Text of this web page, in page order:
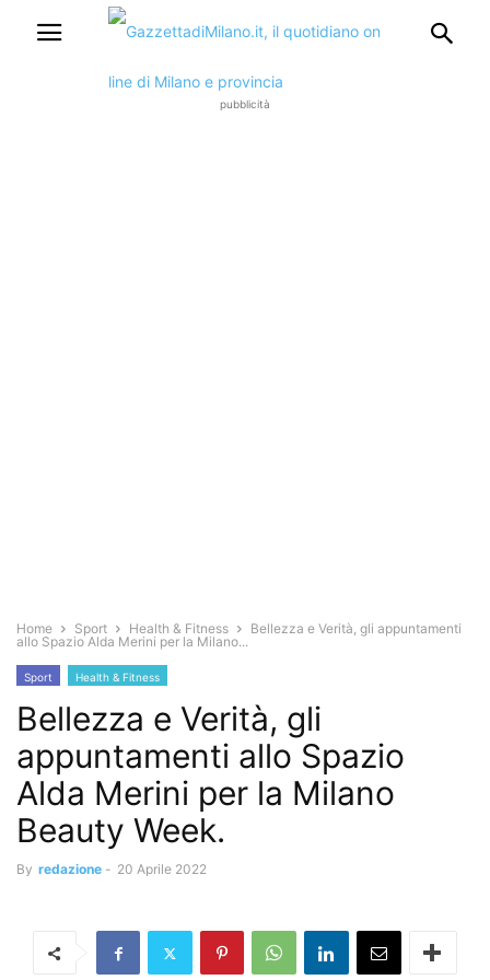
pubblicità
Home Sport Health & Fitness
Bellezza e Verità, gli appuntamenti
allo Spazio Alda Merini per la Milano...
Sport Health & Fitness
Bellezza e Verità, gli
appuntamenti allo Spazio
Alda Merini per la Milano
Beauty Week.
By redazione - 20 Aprile 2022